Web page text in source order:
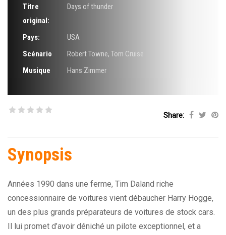
Titre
original:
Days of thunder
Pays:
USA
Scénario
Robert Towne, Tom Cruise
Musique
Hans Zimmer
Share:
Synopsis
Années 1990 dans une ferme, Tim Daland riche
concessionnaire de voitures vient débaucher Harry Hogge,
un des plus grands préparateurs de voitures de stock cars.
Il lui promet d’avoir déniché un pilote exceptionnel, et a